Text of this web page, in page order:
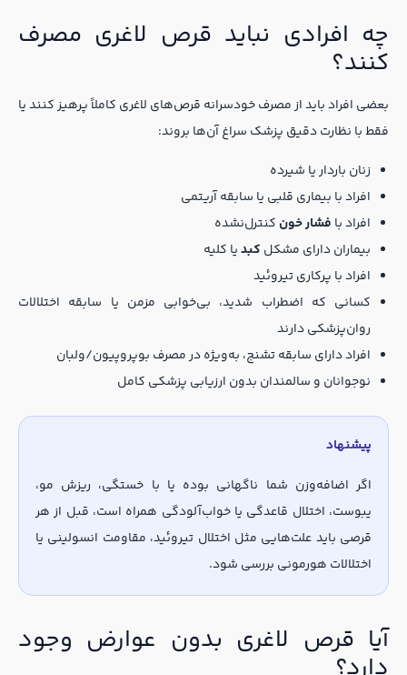
چه افرادی نباید قرص لاغری مصرف
کنند؟
بعضی افراد باید از مصرف خودسرانه قرص‌های لاغری کاملاً پرهیز کنند یا
فقط با نظارت دقیق پزشک سراغ آن‌ها بروند:
زنان باردار یا شیرده
افراد با بیماری قلبی یا سابقه آریتمی
افراد بافشار خونکنترل‌نشده
بیماران دارای مشکلکبدیا کلیه
افراد با پرکاری تیروئید
کسانی که اضطراب شدید، بی‌خوابی مزمن یا سابقه اختلالات
روان‌پزشکی دارند
افراد دارای سابقه تشنج، به‌ویژه در مصرف بوپروپیون/ولبان
نوجوانان و سالمندان بدون ارزیابی پزشکی کامل
پیشنهاد
اگر اضافه‌وزن شما ناگهانی بوده یا با خستگی، ریزش مو،
یبوست، اختلال قاعدگی یا خواب‌آلودگی همراه است، قبل از هر
قرصی باید علت‌هایی مثل اختلال تیروئید، مقاومت انسولینی یا
اختلالات هورمونی بررسی شود.
آیا قرص لاغری بدون عوارض وجود